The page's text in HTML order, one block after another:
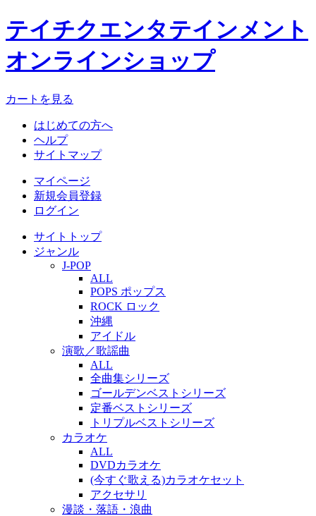
テイチクエンタテインメント
オンラインショップ
カートを見る
はじめての方へ
ヘルプ
サイトマップ
マイページ
新規会員登録
ログイン
サイトトップ
ジャンル
J-POP
ALL
POPS ポップス
ROCK ロック
沖縄
アイドル
演歌／歌謡曲
ALL
全曲集シリーズ
ゴールデンベストシリーズ
定番ベストシリーズ
トリプルベストシリーズ
カラオケ
ALL
DVDカラオケ
(今すぐ歌える)カラオケセット
アクセサリ
漫談・落語・浪曲